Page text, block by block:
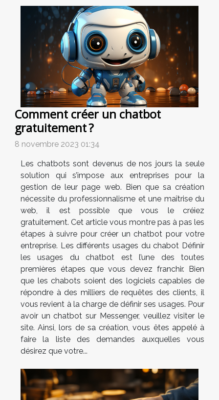
Comment créer un chatbot
gratuitement ?
8 novembre 2023 01:34
Les chatbots sont devenus de nos jours la seule
solution qui s’impose aux entreprises pour la
gestion de leur page web. Bien que sa création
nécessite du professionnalisme et une maîtrise du
web, il est possible que vous le créiez
gratuitement. Cet article vous montre pas à pas les
étapes à suivre pour créer un chatbot pour votre
entreprise. Les différents usages du chabot Définir
les usages du chatbot est l’une des toutes
premières étapes que vous devez franchir. Bien
que les chabots soient des logiciels capables de
répondre à des milliers de requêtes des clients, il
vous revient à la charge de définir ses usages. Pour
avoir un chatbot sur Messenger, veuillez visiter le
site. Ainsi, lors de sa création, vous êtes appelé à
faire la liste des demandes auxquelles vous
désirez que votre...